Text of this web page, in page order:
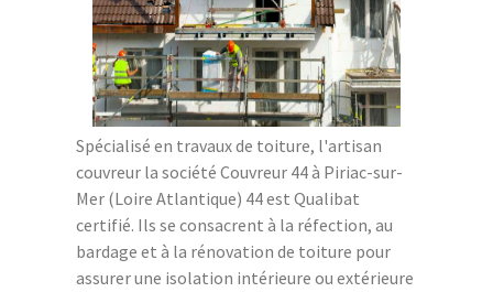
Spécialisé en travaux de toiture, l'artisan
couvreur la société Couvreur 44 à Piriac-sur-
Mer (Loire Atlantique) 44 est Qualibat
certifié. Ils se consacrent à la réfection, au
bardage et à la rénovation de toiture pour
assurer une isolation intérieure ou extérieure